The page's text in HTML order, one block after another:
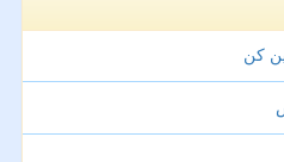
کن